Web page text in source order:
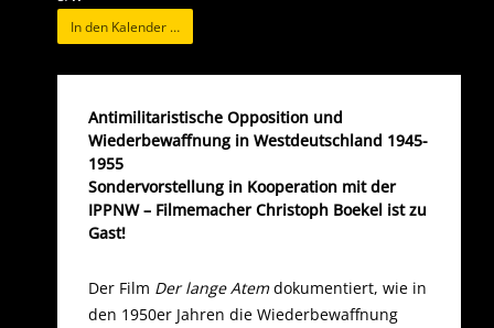
Antimilitaristische Opposition und
Wiederbewaffnung in Westdeutschland 1945-
1955
Sondervorstellung in Kooperation mit der
IPPNW – Filmemacher Christoph Boekel ist zu
Gast!
Der Film Der lange Atemdokumentiert, wie in
den 1950er Jahren die Wiederbewaffnung
In den Kalender …